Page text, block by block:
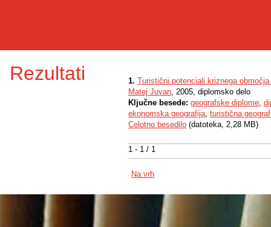
Rezultati
1 - 1 / 1
1. Turistični potenciali kriznega
Matej Juvan, 2005, diplomsko delo
Ključne besede: geografske diplome,
ekonomska geografija, turistična
Celotno besedilo (datoteka, 2,28 MB)
Na vrh